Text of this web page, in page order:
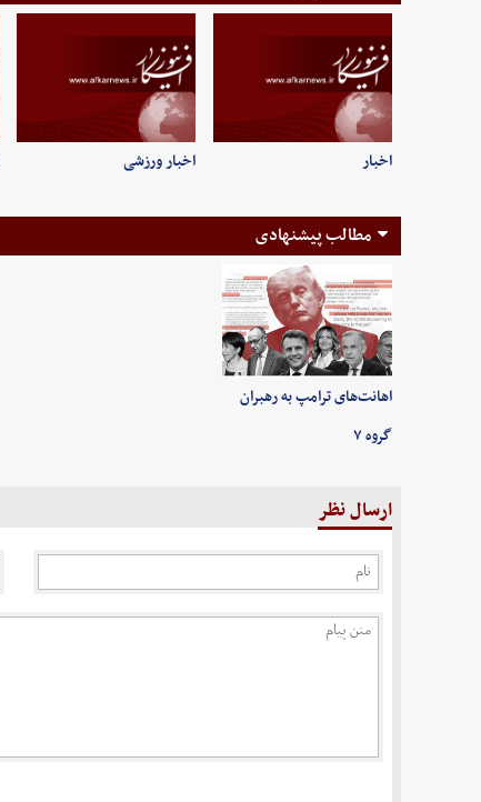
اخبار اخبار ورزشی
مطالب پیشنهادی
اهانت‌های ترامپ به رهبران
گروه ۷
ارسال نظر